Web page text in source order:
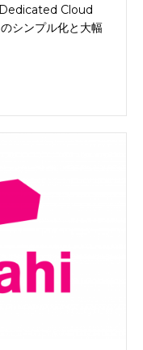
Dedicated Cloud
シンプル化と大幅
ーツ